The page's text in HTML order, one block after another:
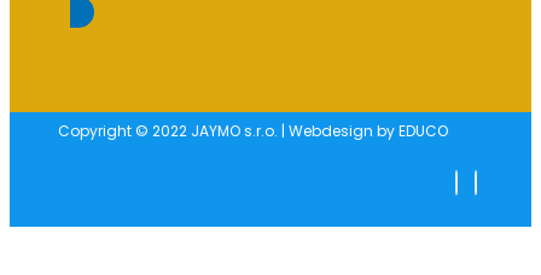
Copyright © 2022 JAYMO s.r.o. | Webdesign by EDUCO